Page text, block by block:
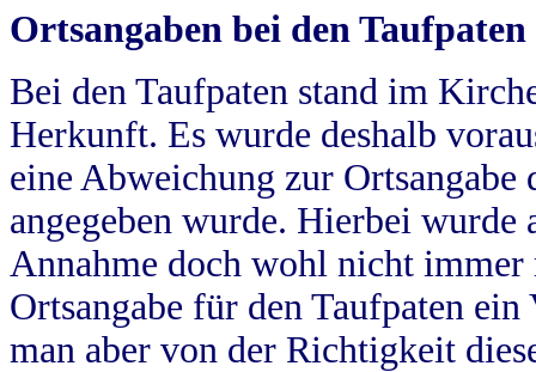
Ortsangaben bei den Taufpaten
Bei den Taufpaten stand im
Herkunft. Es wurde deshalb
eine Abweichung zur
angegeben wurde. Hierbei wurde
Annahme doch wohl nicht
Ortsangabe für den Taufpaten
man aber von der Richtigkeit